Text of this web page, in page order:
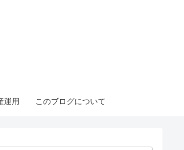
運用 このブログについて